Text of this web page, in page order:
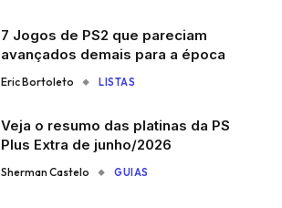
7 Jogos de PS2 que pareciam
avançados demais para a época
Eric Bortoleto LISTAS
Veja o resumo das platinas da PS
Plus Extra de junho/2026
Sherman Castelo GUIAS